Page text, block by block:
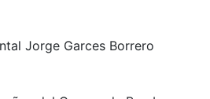
Jorge Garces Borrero